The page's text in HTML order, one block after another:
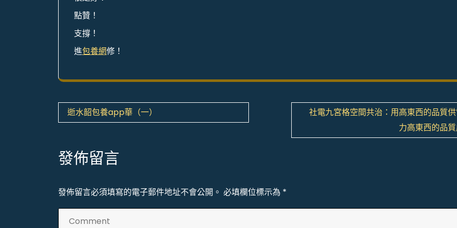
點贊！
支撐！
進包養網修！
文
章
導
覽
逝水韶包養app華（一）
社電九宮格空間共治：用高東西的品質
力高東西的品
發佈留言
發佈留言必須填寫的電子郵件地址不會公開。 必填欄位標示為 *